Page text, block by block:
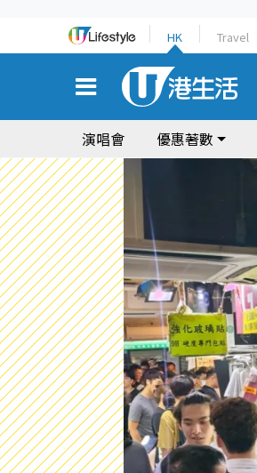
HK Travel
演唱會 優惠著數